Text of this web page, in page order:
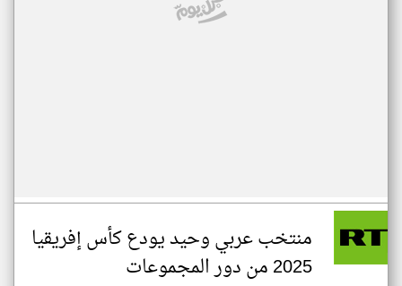
منتخب عربي وحيد يودع كأس إفريقيا
2025 من دور المجموعات